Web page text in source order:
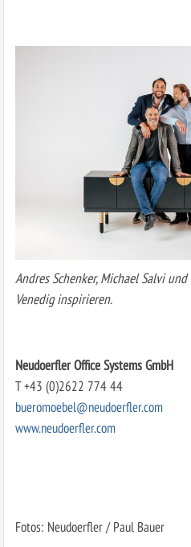
Andres Schenker, Michael Salvi
Venedig inspirieren.
Neudoerfler Office Systems GmbH
T +43 (0)2622 774 44
bueromoebel@neudoerfler.com
www.neudoerfler.com
Fotos: Neudoerfler / Paul Bauer